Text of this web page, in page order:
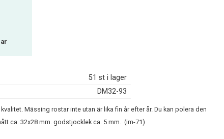
51 st i lager
DM32-93
Mässing rostar inte utan är lika fin år efter år. Du kan polera den
ca. 32x28 mm. godstjocklek ca. 5 mm. (im-71)